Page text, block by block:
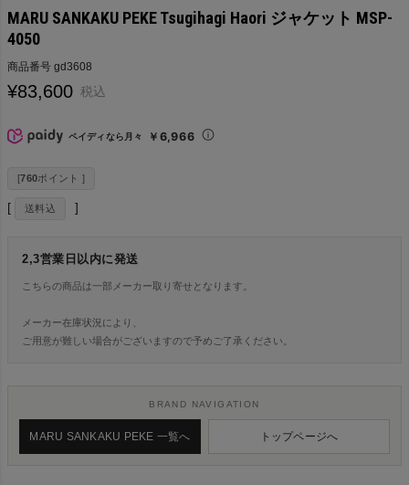
MARU SANKAKU PEKE Tsugihagi Haori ジャケット MSP-
4050
商品番号 gd3608
¥83,600 税込
ペイディなら月々 ￥6,966
[760ポイント ]
送料込
2,3営業日以内に発送
こちらの商品は一部メーカー取り寄せとなります。
メーカー在庫状況により、
ご用意が難しい場合がございますので予めご了承ください。
BRAND NAVIGATION
MARU SANKAKU PEKE 一覧へ トップページへ